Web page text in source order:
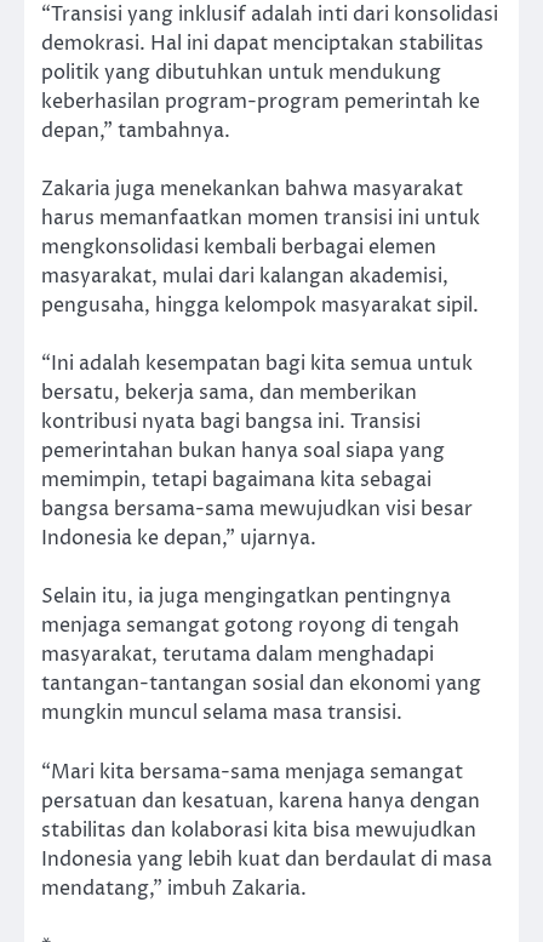
“Transisi yang inklusif adalah inti dari konsolidasi
demokrasi. Hal ini dapat menciptakan stabilitas
politik yang dibutuhkan untuk mendukung
keberhasilan program-program pemerintah ke
depan,” tambahnya.
Zakaria juga menekankan bahwa masyarakat
harus memanfaatkan momen transisi ini untuk
mengkonsolidasi kembali berbagai elemen
masyarakat, mulai dari kalangan akademisi,
pengusaha, hingga kelompok masyarakat sipil.
“Ini adalah kesempatan bagi kita semua untuk
bersatu, bekerja sama, dan memberikan
kontribusi nyata bagi bangsa ini. Transisi
pemerintahan bukan hanya soal siapa yang
memimpin, tetapi bagaimana kita sebagai
bangsa bersama-sama mewujudkan visi besar
Indonesia ke depan,” ujarnya.
Selain itu, ia juga mengingatkan pentingnya
menjaga semangat gotong royong di tengah
masyarakat, terutama dalam menghadapi
tantangan-tantangan sosial dan ekonomi yang
mungkin muncul selama masa transisi.
“Mari kita bersama-sama menjaga semangat
persatuan dan kesatuan, karena hanya dengan
stabilitas dan kolaborasi kita bisa mewujudkan
Indonesia yang lebih kuat dan berdaulat di masa
mendatang,” imbuh Zakaria.